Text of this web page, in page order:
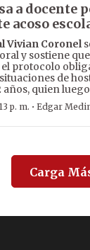
a docente
acoso
Vivian Coronel
y sostiene
protocolo
de
años, quien
p. m. · Edgar
Carga